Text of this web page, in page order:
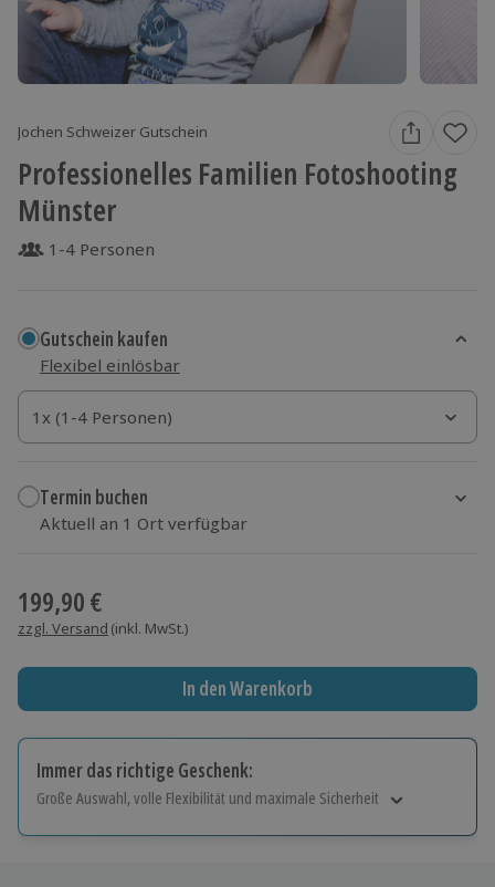
Jochen Schweizer Gutschein
Professionelles Familien Fotoshooting
Münster
1-4 Personen
Gutschein kaufen
Flexibel einlösbar
1x (1-4 Personen)
1x (1-4 Personen)
1x (1-4 Personen)
Termin buchen
Aktuell an 1 Ort verfügbar
199,90 €
zzgl. Versand (inkl. MwSt.)
In den Warenkorb
Immer das richtige Geschenk:
Große Auswahl, volle Flexibilität und maximale Sicherheit